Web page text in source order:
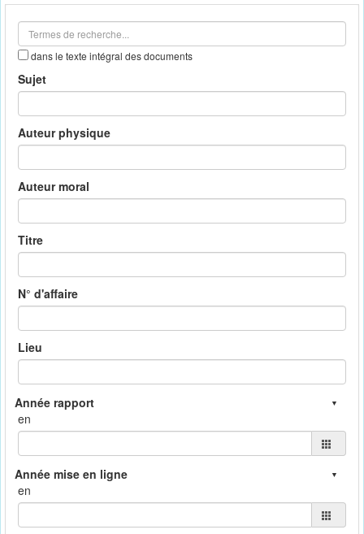
dans le texte intégral des documents
Sujet
Auteur physique
Auteur moral
Titre
N° d'affaire
Lieu
en
en